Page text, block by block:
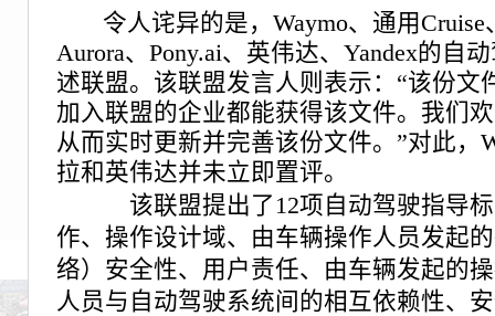
令人诧异的是，Waymo、通用
Aurora、Pony.ai、英伟达、Yandex的自
述联盟。该联盟发言人则表示：“该份文
加入联盟的企业都能获得该文件。我们
从而实时更新并完善该份文件。”对此，
拉和英伟达并未立即置评。
该联盟提出了12项自动驾驶指导
作、操作设计域、由车辆操作人员发起
络）安全性、用户责任、由车辆发起的
人员与自动驾驶系统间的相互依赖性、